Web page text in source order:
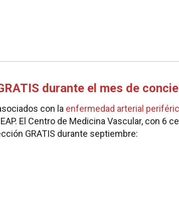
durante el mes de
con la enfermedad arterial
El Centro de Medicina Vascular, con 6
GRATIS durante septiembre: